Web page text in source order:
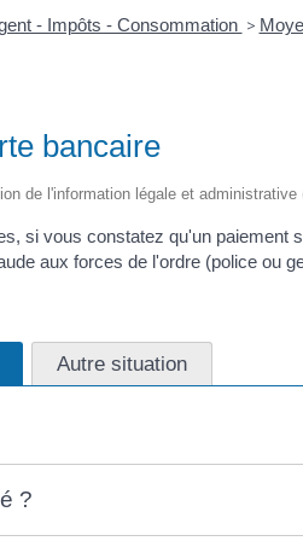
- Impôts - Consommation >
bancaire
de l'information légale et administrative
si vous constatez qu'un
aux forces de l'ordre (police ou
Autre situation
?